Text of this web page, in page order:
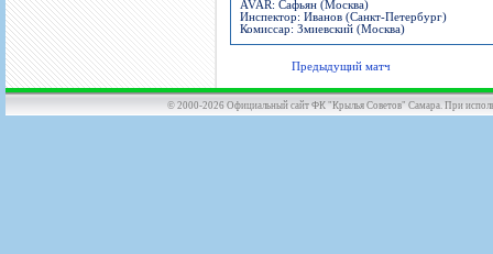
AVAR: Сафьян (Москва)
Инспектор: Иванов (Санкт-Петербург)
Комиссар: Змиевский (Москва)
Предыдущий матч
© 2000-2026 Официальный сайт ФК "Крылья Советов" Самара. При